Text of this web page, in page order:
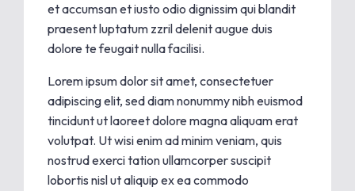
et accumsan et iusto odio dignissim qui blandit
praesent luptatum zzril delenit augue duis
dolore te feugait nulla facilisi.
Lorem ipsum dolor sit amet, consectetuer
adipiscing elit, sed diam nonummy nibh euismod
tincidunt ut laoreet dolore magna aliquam erat
volutpat. Ut wisi enim ad minim veniam, quis
nostrud exerci tation ullamcorper suscipit
lobortis nisl ut aliquip ex ea commodo